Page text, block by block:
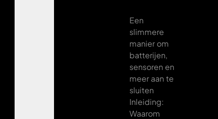
Een
slimmere
manier om
batterijen,
sensoren en
meer aan te
sluiten
Inleiding:
Waarom